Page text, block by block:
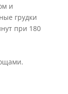
и
грудки
при 180